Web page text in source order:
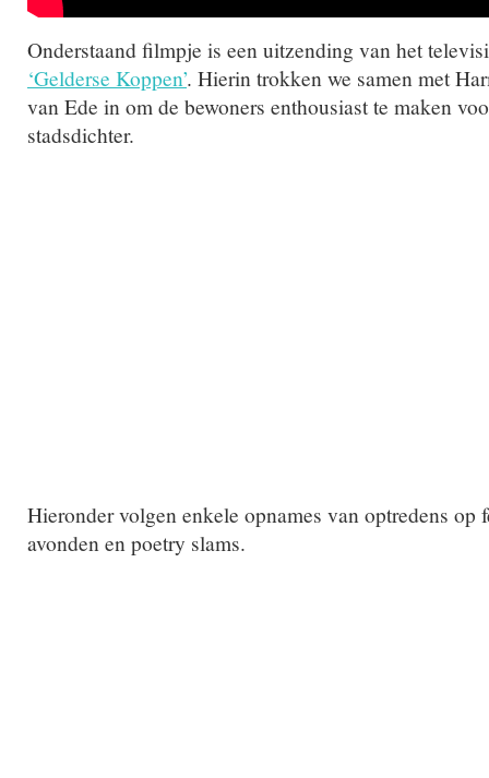
Onderstaand filmpje is een uitzending van het
‘Gelderse Koppen’. Hierin trokken we samen met
van Ede in om de bewoners enthousiast te maken
stadsdichter.
Hieronder volgen enkele opnames van optredens op
avonden en poetry slams.